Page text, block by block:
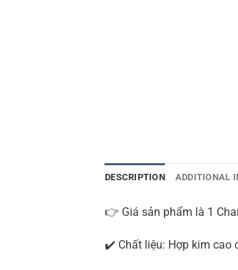
DESCRIPTION ADDITIONAL
👉 Giá sản phẩm là 1
✔️ Chất liệu: Hợp kim cao